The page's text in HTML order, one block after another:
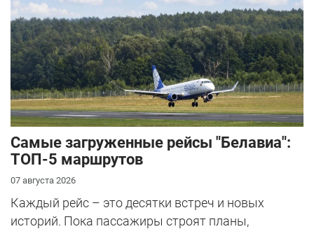
Самые загруженные рейсы "Белавиа":
ТОП-5 маршрутов
07 августа 2026
Каждый рейс – это десятки встреч и новых
историй. Пока пассажиры строят планы,